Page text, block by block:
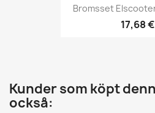
Bromsset Elscooter
17,68 €
Kunder som köpt
också: